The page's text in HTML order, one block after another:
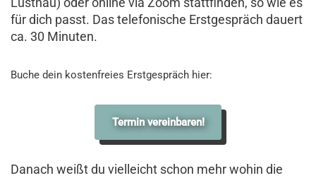
für dich passt. Das telefonische Erstgespräch dauert
ca. 30 Minuten.
Buche dein kostenfreies Erstgespräch hier:
Termin vereinbaren!
Danach weißt du vielleicht schon mehr wohin die